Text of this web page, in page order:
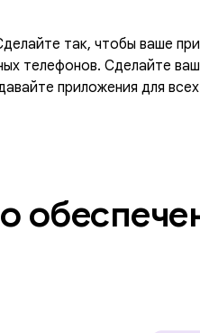
так, чтобы ваше
телефонов. Сделайте
приложения для всех